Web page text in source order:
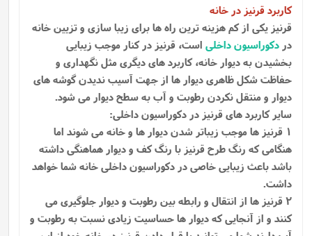
کاربرد قرنیز در خانه
قرنیز یکی از کم هزینه ترین راه ها برای زیبا سازی و تزیین خانه
در دکوراسیون داخلی است، قرنیز در کنار موجب زیبایی
بخشیدن به دیوار خانه، کاربرد های دیگری مثل نگهداری و
حفاظت شکل ظاهری دیوار ها از جهت آسیب ندیدن گوشه ‌های
دیوار و منتقل نکردن رطوبت و آب به سطح دیوار می‌ شود.
سایر کاربرد های قرنیز در دکوراسیون داخلی:
1 قرنیز ها موجب زیباتر شدن دیوار ها و خانه می شوند اما
هنگامی که رنگ طرح قرنیز با رنگ کف و دیوار هماهنگی داشته
باشد باعث زیبایی خاصی در دکوراسیون داخلی خانه شما خواهد
داشت.
2 قرنیز ها از انتقال و رابطه بین رطوبت و دیوار جلوگیری می
کنند و از آنجایی که دیوار ها حساسیت زیادی نسبت به رطوبت و